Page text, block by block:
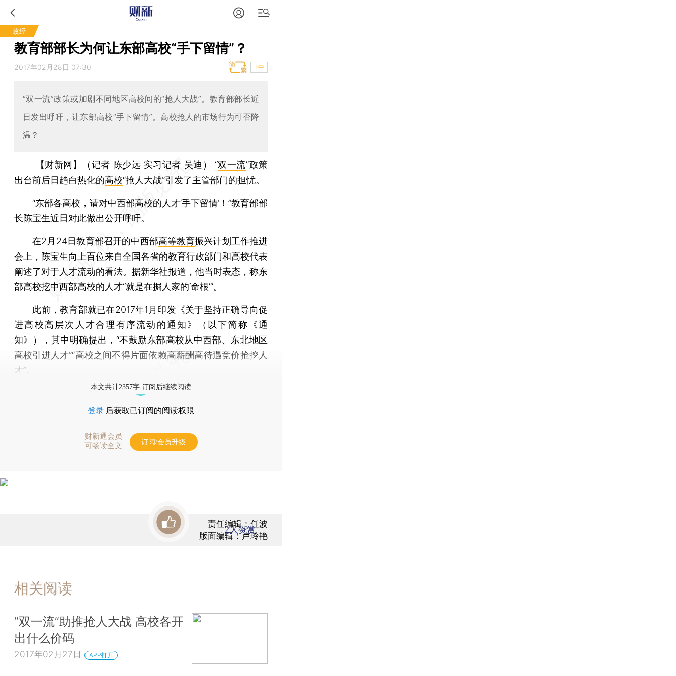
政经
教育部部长为何让东部高校“手下留情”？
2017年02月28日 07:30 T中
“双一流”政策或加剧不同地区高校间的“抢人大战”。教育部部长近
日发出呼吁，让东部高校“手下留情”。高校抢人的市场行为可否降
温？
【财新网】（记者 陈少远 实习记者 吴迪） “双一流”政策
出台前后日趋白热化的高校“抢人大战”引发了主管部门的担忧。
“东部各高校，请对中西部高校的人才‘手下留情’！”教育部部
长陈宝生近日对此做出公开呼吁。
在2月24日教育部召开的中西部高等教育振兴计划工作推进
会上，陈宝生向上百位来自全国各省的教育行政部门和高校代表
阐述了对于人才流动的看法。据新华社报道，他当时表态，称东
部高校挖中西部高校的人才“就是在掘人家的‘命根’”。
此前，教育部就已在2017年1月印发《关于坚持正确导向促
进高校高层次人才合理有序流动的通知》（以下简称《通
知》），其中明确提出，“不鼓励东部高校从中西部、东北地区
高校引进人才”“高校之间不得片面依赖高薪酬高待遇竞价抢挖人
才”。
本文共计2357字 订阅后继续阅读
登录 后获取已订阅的阅读权限
财新通会员
可畅读全文
订阅/会员升级
责任编辑：任波
版面编辑：卢玲艳
2人赞赏
相关阅读
“双一流”助推抢人大战 高校各开
出什么价码
2017年02月27日 APP打开